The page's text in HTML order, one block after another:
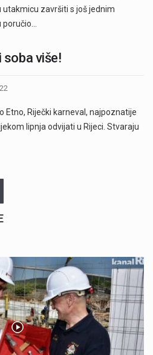
završiti s još jednim
soba više!
Etno, Riječki karneval, najpoznatije
lipnja odvijati u Rijeci. Stvaraju